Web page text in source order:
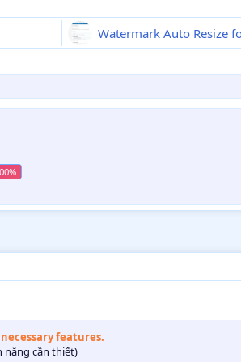
Watermark Auto Resize
features.
năng cần thiết)